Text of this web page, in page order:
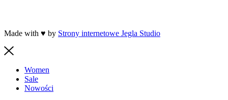
Made with ♥ by Strony internetowe Jegla Studio
Women
Sale
Nowości